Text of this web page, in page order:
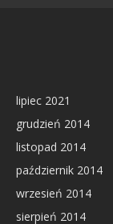
lipiec 2021
grudzień 2014
listopad 2014
październik 2014
wrzesień 2014
sierpień 2014